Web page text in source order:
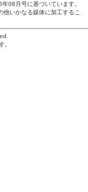
年08月号に基づいています。
他いかなる媒体に加工するこ
。